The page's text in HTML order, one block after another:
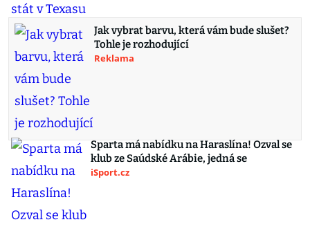
Jak vybrat barvu, která vám bude slušet?
Tohle je rozhodující
Reklama
Sparta má nabídku na Haraslína! Ozval se
klub ze Saúdské Arábie, jedná se
iSport.cz